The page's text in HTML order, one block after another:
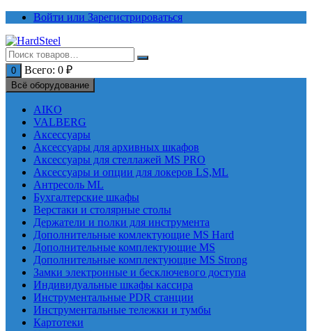
Перейти
содержимому
Войти или Зарегистрироваться
0 Всего: 0 ₽
Всё оборудование
AIKO
VALBERG
Аксессуары
Аксессуары для архивных шкафов
Аксессуары для стеллажей MS PRO
Аксессуары и опции для локеров LS,ML
Антресоль ML
Бухгалтерские шкафы
Верстаки и столярные столы
Держатели и полки для инструмента
Дополнительные комлектующие MS Hard
Дополнительные комплектующие MS
Дополнительные комплектующие MS Strong
Замки электронные и бесключевого доступа
Индивидуальные шкафы кассира
Инструментальные PDR станции
Инструментальные тележки и тумбы
Картотеки